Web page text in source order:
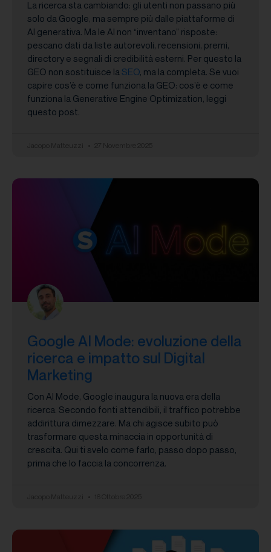
La ricerca sta cambiando: gli utenti non passano più
solo da Google, ma sempre più dalle piattaforme di
AI generativa. Ma le AI non “inventano” risposte:
pescano dati da liste autorevoli, recensioni, premi,
directory e segnali di credibilità esterni. Per questo la
GEO non sostituisce la SEO, ma la completa. Se vuoi
capire cos’è e come funziona la GEO: cos’è e come
funziona la Generative Engine Optimization, leggi
questo post.
Google AI Mode: evoluzione della
ricerca e impatto sul Digital
Marketing
Con AI Mode, Google inaugura la nuova era della
ricerca. Secondo fonti attendibili, il traffico potrebbe
addirittura dimezzare. Ma chi agisce subito può
trasformare questa minaccia in opportunità di
crescita. Qui ti svelo come farlo, passo dopo passo,
prima che lo faccia la concorrenza.